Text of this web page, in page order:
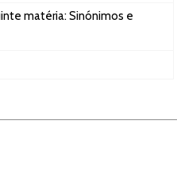
matéria: Sinónimos e